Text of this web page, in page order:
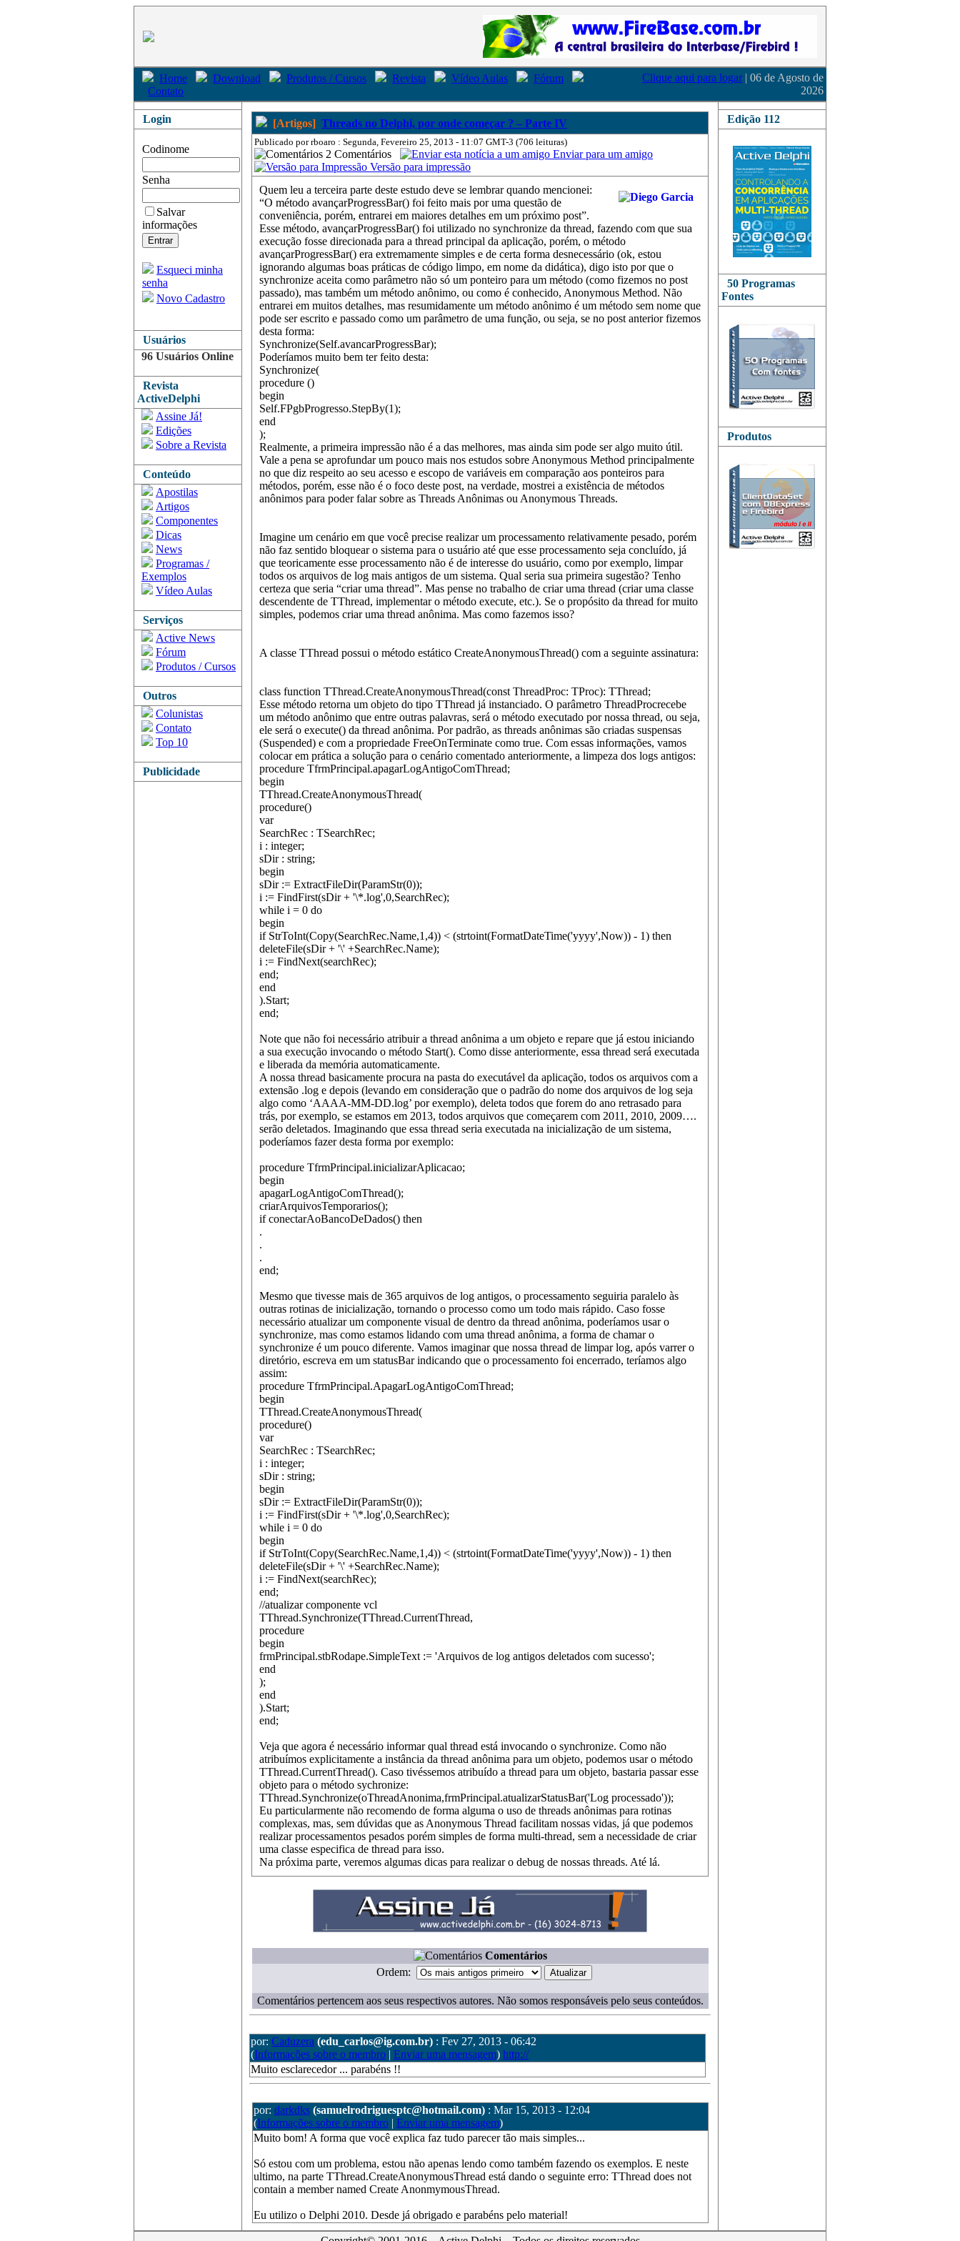
Home Download Produtos / Cursos Revista Vídeo Aulas
Fórum
Contato
Clique aqui para logar | 06 de Agosto de
2026
Login
Codinome
Senha
Salvar
informações
Esqueci minha
senha
Novo Cadastro
Usuários
96 Usuários Online
Revista
ActiveDelphi
Assine Já!
Edições
Sobre a Revista
Conteúdo
Apostilas
Artigos
Componentes
Dicas
News
Programas /
Exemplos
Vídeo Aulas
Serviços
Active News
Fórum
Produtos / Cursos
Outros
Colunistas
Contato
Top 10
Publicidade
[Artigos] Threads no Delphi, por onde começar ? – Parte IV
Publicado por rboaro : Segunda, Fevereiro 25, 2013 - 11:07 GMT-3 (706 leituras)
2 Comentários
Enviar para um amigo
Versão para impressão
Quem leu a terceira parte deste estudo deve se lembrar quando mencionei:
“O método avançarProgressBar() foi feito mais por uma questão de
conveniência, porém, entrarei em maiores detalhes em um próximo post”.
Esse método, avançarProgressBar() foi utilizado no synchronize da thread, fazendo com que sua
execução fosse direcionada para a thread principal da aplicação, porém, o método
avançarProgressBar() era extremamente simples e de certa forma desnecessário (ok, estou
ignorando algumas boas práticas de código limpo, em nome da didática), digo isto por que o
synchronize aceita como parâmetro não só um ponteiro para um método (como fizemos no post
passado), mas também um método anônimo, ou como é conhecido, Anonymous Method. Não
entrarei em muitos detalhes, mas resumidamente um método anônimo é um método sem nome que
pode ser escrito e passado como um parâmetro de uma função, ou seja, se no post anterior fizemos
desta forma:
Synchronize(Self.avancarProgressBar);
Poderíamos muito bem ter feito desta:
Synchronize(
procedure ()
begin
Self.FPgbProgresso.StepBy(1);
end
);
Realmente, a primeira impressão não é a das melhores, mas ainda sim pode ser algo muito útil.
Vale a pena se aprofundar um pouco mais nos estudos sobre Anonymous Method principalmente
no que diz respeito ao seu acesso e escopo de variáveis em comparação aos ponteiros para
métodos, porém, esse não é o foco deste post, na verdade, mostrei a existência de métodos
anônimos para poder falar sobre as Threads Anônimas ou Anonymous Threads.
Imagine um cenário em que você precise realizar um processamento relativamente pesado, porém
não faz sentido bloquear o sistema para o usuário até que esse processamento seja concluído, já
que teoricamente esse processamento não é de interesse do usuário, como por exemplo, limpar
todos os arquivos de log mais antigos de um sistema. Qual seria sua primeira sugestão? Tenho
certeza que seria “criar uma thread”. Mas pense no trabalho de criar uma thread (criar uma classe
descendente de TThread, implementar o método execute, etc.). Se o propósito da thread for muito
simples, podemos criar uma thread anônima. Mas como fazemos isso?
A classe TThread possui o método estático CreateAnonymousThread() com a seguinte assinatura:
class function TThread.CreateAnonymousThread(const ThreadProc: TProc): TThread;
Esse método retorna um objeto do tipo TThread já instanciado. O parâmetro ThreadProcrecebe
um método anônimo que entre outras palavras, será o método executado por nossa thread, ou seja,
ele será o execute() da thread anônima. Por padrão, as threads anônimas são criadas suspensas
(Suspended) e com a propriedade FreeOnTerminate como true. Com essas informações, vamos
colocar em prática a solução para o cenário comentado anteriormente, a limpeza dos logs antigos:
procedure TfrmPrincipal.apagarLogAntigoComThread;
begin
TThread.CreateAnonymousThread(
procedure()
var
SearchRec : TSearchRec;
i : integer;
sDir : string;
begin
sDir := ExtractFileDir(ParamStr(0));
i := FindFirst(sDir + '\*.log',0,SearchRec);
while i = 0 do
begin
if StrToInt(Copy(SearchRec.Name,1,4)) < (strtoint(FormatDateTime('yyyy',Now)) - 1) then
deleteFile(sDir + '\' +SearchRec.Name);
i := FindNext(searchRec);
end;
end
).Start;
end;
Note que não foi necessário atribuir a thread anônima a um objeto e repare que já estou iniciando
a sua execução invocando o método Start(). Como disse anteriormente, essa thread será executada
e liberada da memória automaticamente.
A nossa thread basicamente procura na pasta do executável da aplicação, todos os arquivos com a
extensão .log e depois (levando em consideração que o padrão do nome dos arquivos de log seja
algo como ‘AAAA-MM-DD.log’ por exemplo), deleta todos que forem do ano retrasado para
trás, por exemplo, se estamos em 2013, todos arquivos que começarem com 2011, 2010, 2009….
serão deletados. Imaginando que essa thread seria executada na inicialização de um sistema,
poderíamos fazer desta forma por exemplo:
procedure TfrmPrincipal.inicializarAplicacao;
begin
apagarLogAntigoComThread();
criarArquivosTemporarios();
if conectarAoBancoDeDados() then
.
.
.
end;
Mesmo que tivesse mais de 365 arquivos de log antigos, o processamento seguiria paralelo às
outras rotinas de inicialização, tornando o processo como um todo mais rápido. Caso fosse
necessário atualizar um componente visual de dentro da thread anônima, poderíamos usar o
synchronize, mas como estamos lidando com uma thread anônima, a forma de chamar o
synchronize é um pouco diferente. Vamos imaginar que nossa thread de limpar log, após varrer o
diretório, escreva em um statusBar indicando que o processamento foi encerrado, teríamos algo
assim:
procedure TfrmPrincipal.ApagarLogAntigoComThread;
begin
TThread.CreateAnonymousThread(
procedure()
var
SearchRec : TSearchRec;
i : integer;
sDir : string;
begin
sDir := ExtractFileDir(ParamStr(0));
i := FindFirst(sDir + '\*.log',0,SearchRec);
while i = 0 do
begin
if StrToInt(Copy(SearchRec.Name,1,4)) < (strtoint(FormatDateTime('yyyy',Now)) - 1) then
deleteFile(sDir + '\' +SearchRec.Name);
i := FindNext(searchRec);
end;
//atualizar componente vcl
TThread.Synchronize(TThread.CurrentThread,
procedure
begin
frmPrincipal.stbRodape.SimpleText := 'Arquivos de log antigos deletados com sucesso';
end
);
end
).Start;
end;
Veja que agora é necessário informar qual thread está invocando o synchronize. Como não
atribuímos explicitamente a instância da thread anônima para um objeto, podemos usar o método
TThread.CurrentThread(). Caso tivéssemos atribuído a thread para um objeto, bastaria passar esse
objeto para o método sychronize:
TThread.Synchronize(oThreadAnonima,frmPrincipal.atualizarStatusBar('Log processado'));
Eu particularmente não recomendo de forma alguma o uso de threads anônimas para rotinas
complexas, mas, sem dúvidas que as Anonymous Thread facilitam nossas vidas, já que podemos
realizar processamentos pesados porém simples de forma multi-thread, sem a necessidade de criar
uma classe especifica de thread para isso.
Na próxima parte, veremos algumas dicas para realizar o debug de nossas threads. Até lá.
Comentários
Ordem:
Comentários pertencem aos seus respectivos autores. Não somos responsáveis pelo seus conteúdos.
por: Caduzera (edu_carlos@ig.com.br) : Fev 27, 2013 - 06:42
(Informações sobre o membro | Enviar uma mensagem) http://
Muito esclarecedor ... parabéns !!
por: darkdks (samuelrodriguesptc@hotmail.com) : Mar 15, 2013 - 12:04
(Informações sobre o membro| Enviar uma mensagem)
Muito bom! A forma que você explica faz tudo parecer tão mais simples...
Só estou com um problema, estou não apenas lendo como também fazendo os exemplos. E neste
ultimo, na parte TThread.CreateAnonymousThread está dando o seguinte erro: TThread does not
contain a member named Create AnonmymousThread.
Eu utilizo o Delphi 2010. Desde já obrigado e parabéns pelo material!
Edição 112
50 Programas
Fontes
Produtos